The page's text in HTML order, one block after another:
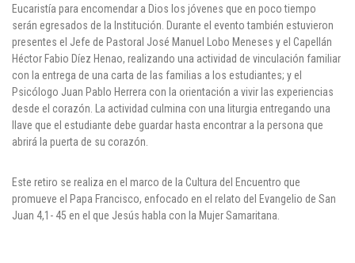
Eucaristía para encomendar a Dios los jóvenes que en poco tiempo
serán egresados de la Institución. Durante el evento también estuvieron
presentes el Jefe de Pastoral José Manuel Lobo Meneses y el Capellán
Héctor Fabio Díez Henao, realizando una actividad de vinculación familiar
con la entrega de una carta de las familias a los estudiantes; y el
Psicólogo Juan Pablo Herrera con la orientación a vivir las experiencias
desde el corazón. La actividad culmina con una liturgia entregando una
llave que el estudiante debe guardar hasta encontrar a la persona que
abrirá la puerta de su corazón.
Este retiro se realiza en el marco de la Cultura del Encuentro que
promueve el Papa Francisco, enfocado en el relato del Evangelio de San
Juan 4,1- 45 en el que Jesús habla con la Mujer Samaritana.
Medellín - Colombia - Suramérica
Denuncia de Corrupción y Sobornos